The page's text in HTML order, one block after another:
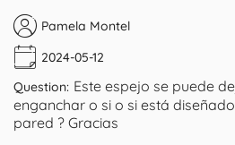
Pamela Montel
2024-05-12
Question: Este espejo se puede
enganchar o si o si está
pared ? Gracias